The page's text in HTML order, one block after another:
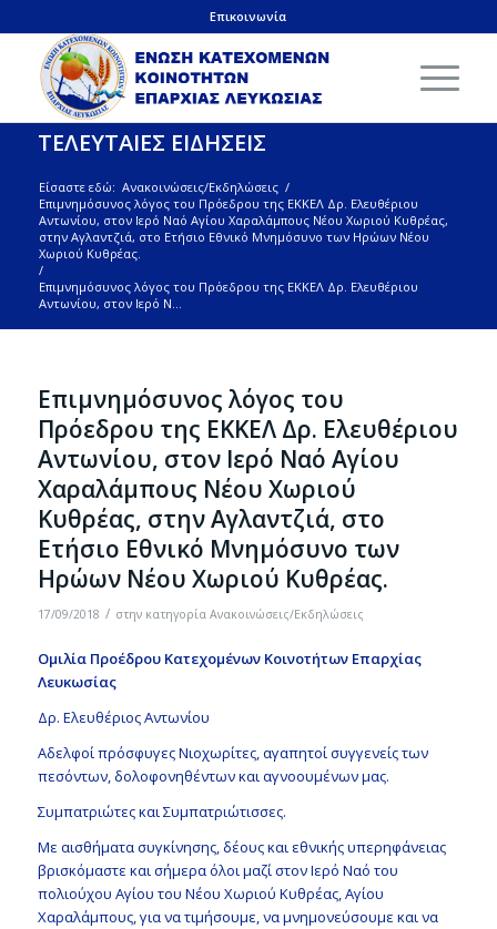
Επικοινωνία
ΤΕΛΕΥΤΑΙΕΣ ΕΙΔΗΣΕΙΣ
Είσαστε εδώ: Ανακοινώσεις/Εκδηλώσεις /
Επιμνημόσυνος λόγος του Πρόεδρου της ΕΚΚΕΛ Δρ. Ελευθέριου
Αντωνίου, στον Ιερό Ναό Αγίου Χαραλάμπους Νέου Χωριού Κυθρέας,
στην Αγλαντζιά, στο Ετήσιο Εθνικό Μνημόσυνο των Ηρώων Νέου
Χωριού Κυθρέας.
/
Επιμνημόσυνος λόγος του Πρόεδρου της ΕΚΚΕΛ Δρ. Ελευθέριου
Αντωνίου, στον Ιερό Ν...
Επιμνημόσυνος λόγος του
Πρόεδρου της ΕΚΚΕΛ Δρ. Ελευθέριου
Αντωνίου, στον Ιερό Ναό Αγίου
Χαραλάμπους Νέου Χωριού
Κυθρέας, στην Αγλαντζιά, στο
Ετήσιο Εθνικό Μνημόσυνο των
Ηρώων Νέου Χωριού Κυθρέας.
17/09/2018 / στην κατηγορία Ανακοινώσεις/Εκδηλώσεις
Ομιλία Προέδρου Κατεχομένων Κοινοτήτων Επαρχίας
Λευκωσίας
Δρ. Ελευθέριος Αντωνίου
Αδελφοί πρόσφυγες Νιοχωρίτες, αγαπητοί συγγενείς των
πεσόντων, δολοφονηθέντων και αγνοουμένων μας.
Συμπατριώτες και Συμπατριώτισσες.
Με αισθήματα συγκίνησης, δέους και εθνικής υπερηφάνειας
βρισκόμαστε και σήμερα όλοι μαζί στον Ιερό Ναό του
πολιούχου Αγίου του Νέου Χωριού Κυθρέας, Αγίου
Χαραλάμπους, για να τιμήσουμε, να μνημονεύσουμε και να